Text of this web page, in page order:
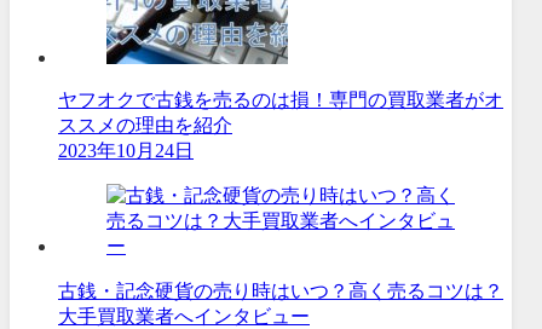
ヤフオクで古銭を売るのは損！専門の買取業者がオ
ススメの理由を紹介
2023年10月24日
古銭・記念硬貨の売り時はいつ？高く売るコツは？
大手買取業者へインタビュー